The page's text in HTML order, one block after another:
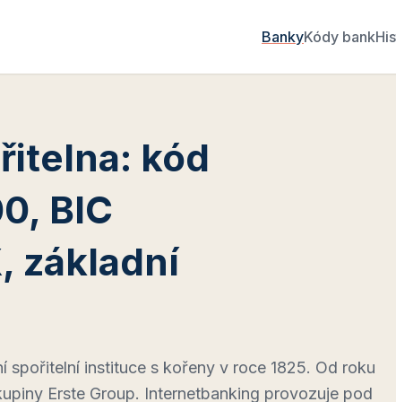
BankyKódy bank
kód
BIC
základní
spořitelní instituce s kořeny v roce 1825. Od roku
Erste Group. Internetbanking provozuje pod